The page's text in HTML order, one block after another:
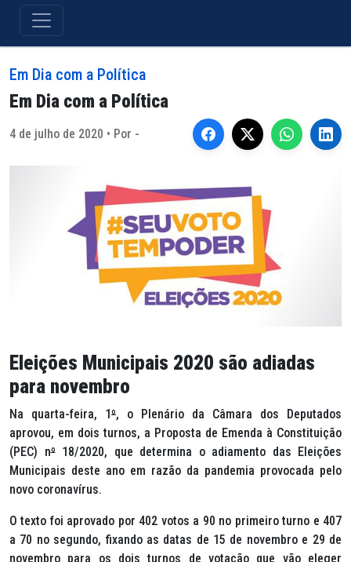
Em Dia com a Política
Em Dia com a Política
4 de julho de 2020 • Por -
Eleições Municipais 2020 são adiadas
para novembro
Na quarta-feira, 1º, o Plenário da Câmara dos Deputados
aprovou, em dois turnos, a Proposta de Emenda à Constituição
(PEC) nº18/2020, que determina o adiamento das Eleições
Municipais deste ano em razão da pandemia provocada pelo
novo coronavírus.
O texto foi aprovado por 402 votos a 90 no primeiro turno e 407
a 70 no segundo, fixando as datas de 15 de novembro e 29 de
novembro para os dois turnos de votação que vão eleger